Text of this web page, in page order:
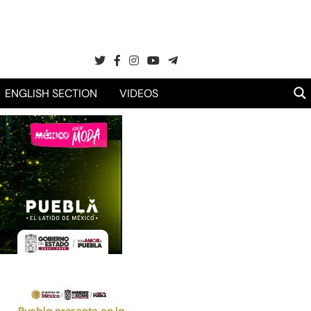
ENGLISH SECTION VIDEOS